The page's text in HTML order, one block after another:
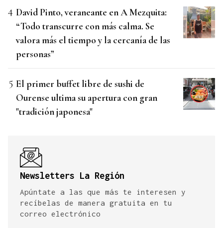
David Pinto, veraneante en A Mezquita:
“Todo transcurre con más calma. Se
valora más el tiempo y la cercanía de las
personas”
El primer buffet libre de sushi de
Ourense ultima su apertura con gran
"tradición japonesa"
Newsletters La Región
Apúntate a las que más te interesen y
recíbelas de manera gratuita en tu
correo electrónico